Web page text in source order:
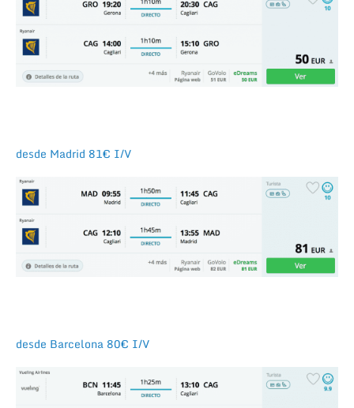
desde Madrid 81€ I/V
desde Barcelona 80€ I/V